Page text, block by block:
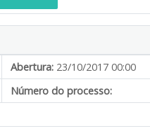
Abertura: 23/10/2017 00:00
Número do processo: